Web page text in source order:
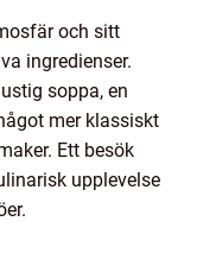
och sitt
ingredienser.
soppa, en
mer klassiskt
Ett besök
upplevelse